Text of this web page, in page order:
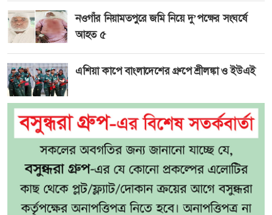
নওগাঁর নিয়ামতপুরে জমি নিয়ে দু’পক্ষের সংঘর্ষে
আহত ৫
এশিয়া কাপে বাংলাদেশের গ্রুপে শ্রীলঙ্কা ও ইউএই